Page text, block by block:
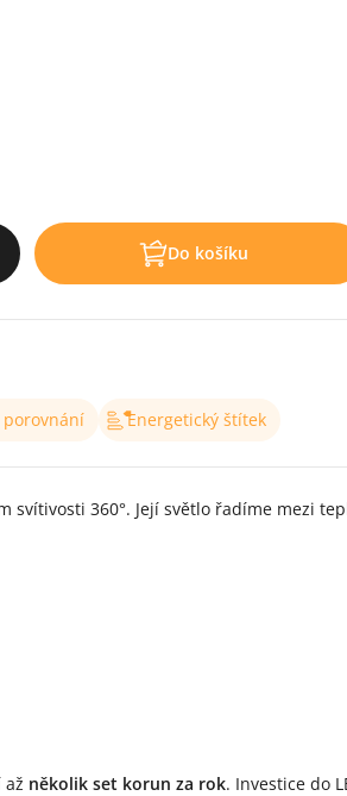
Do košíku
Energetický štítek
svítivosti 360°. Její světlo řadíme mezi
až několik set korun za rok. Investice do